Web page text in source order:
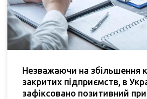
Незважаючи на збільшення
закритих підприємств, в
зафіксовано позитивний